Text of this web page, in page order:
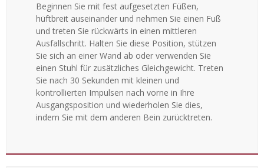
Beginnen Sie mit fest aufgesetzten Füßen,
hüftbreit auseinander und nehmen Sie einen Fuß
und treten Sie rückwärts in einen mittleren
Ausfallschritt. Halten Sie diese Position, stützen
Sie sich an einer Wand ab oder verwenden Sie
einen Stuhl für zusätzliches Gleichgewicht. Treten
Sie nach 30 Sekunden mit kleinen und
kontrollierten Impulsen nach vorne in Ihre
Ausgangsposition und wiederholen Sie dies,
indem Sie mit dem anderen Bein zurücktreten.